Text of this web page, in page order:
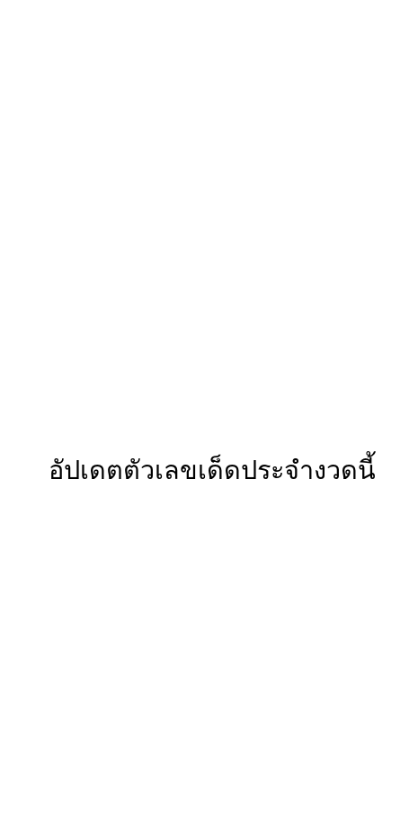
อัปเดตตัวเลขเด็ดประจำงวดนี้